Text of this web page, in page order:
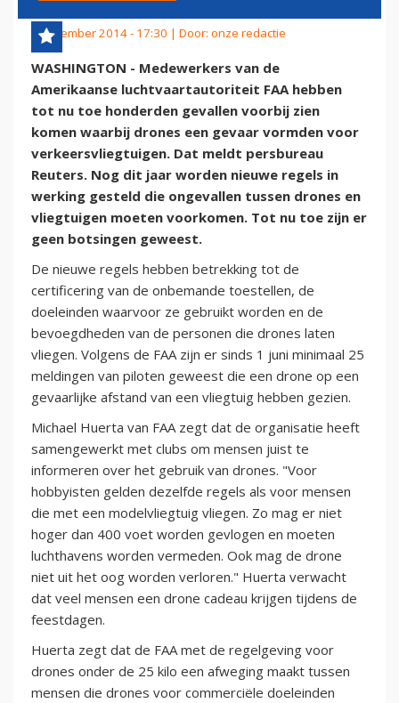
2 december 2014 - 17:30 | Door: onze redactie
WASHINGTON - Medewerkers van de
Amerikaanse luchtvaartautoriteit FAA hebben
tot nu toe honderden gevallen voorbij zien
komen waarbij drones een gevaar vormden voor
verkeersvliegtuigen. Dat meldt persbureau
Reuters. Nog dit jaar worden nieuwe regels in
werking gesteld die ongevallen tussen drones en
vliegtuigen moeten voorkomen. Tot nu toe zijn er
geen botsingen geweest.
De nieuwe regels hebben betrekking tot de
certificering van de onbemande toestellen, de
doeleinden waarvoor ze gebruikt worden en de
bevoegdheden van de personen die drones laten
vliegen. Volgens de FAA zijn er sinds 1 juni minimaal 25
meldingen van piloten geweest die een drone op een
gevaarlijke afstand van een vliegtuig hebben gezien.
Michael Huerta van FAA zegt dat de organisatie heeft
samengewerkt met clubs om mensen juist te
informeren over het gebruik van drones. "Voor
hobbyisten gelden dezelfde regels als voor mensen
die met een modelvliegtuig vliegen. Zo mag er niet
hoger dan 400 voet worden gevlogen en moeten
luchthavens worden vermeden. Ook mag de drone
niet uit het oog worden verloren." Huerta verwacht
dat veel mensen een drone cadeau krijgen tijdens de
feestdagen.
Huerta zegt dat de FAA met de regelgeving voor
drones onder de 25 kilo een afweging maakt tussen
mensen die drones voor commerciële doeleinden